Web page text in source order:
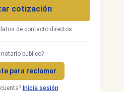
cotización
de contacto directos.
notario público?
para reclamar
Inicia sesión